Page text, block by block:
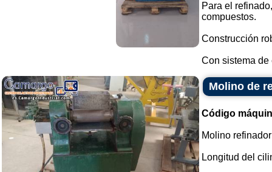
Para el
compuestos.
Construcción
Con sistema de
Molino de
Código
Molino
Longitud del